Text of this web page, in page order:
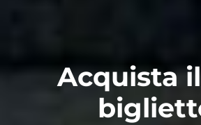
Acquista